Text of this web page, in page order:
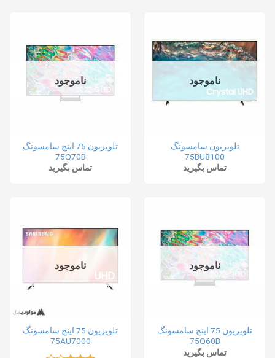
ناموجود
تلویزیون سامسونگ
75BU8100
تماس بگیرید
ناموجود
تلویزیون 75 اینچ سامسونگ
75Q70B
تماس بگیرید
ناموجود
تلویزیون 75 اینچ سامسونگ
75Q60B
تماس بگیرید
ناموجود
تلویزیون 75 اینچ سامسونگ
75AU7000